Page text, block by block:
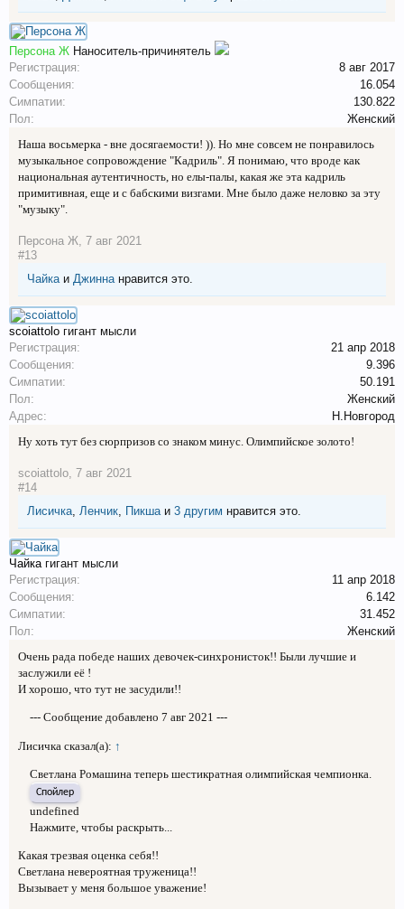
Персона Ж Наноситель-причинятель
Регистрация:
8 авг 2017
Сообщения:
16.054
Симпатии:
130.822
Пол:
Женский
Наша восьмерка - вне досягаемости! )). Но мне совсем не понравилось
музыкальное сопровождение "Кадриль". Я понимаю, что вроде как
национальная аутентичность, но елы-палы, какая же эта кадриль
примитивная, еще и с бабскими визгами. Мне было даже неловко за эту
"музыку".
Персона Ж 7 авг 2021
#13
Чайка и Джинна нравится это.
scoiattolo гигант мысли
Регистрация:
21 апр 2018
Сообщения:
9.396
Симпатии:
50.191
Пол:
Женский
Адрес:
Н.Новгород
Ну хоть тут без сюрпризов со знаком минус. Олимпийское золото!
scoiattolo 7 авг 2021
#14
Лисичка Ленчик Пикша и 3 другим нравится это.
Чайка гигант мысли
Регистрация:
11 апр 2018
Сообщения:
6.142
Симпатии:
31.452
Пол:
Женский
Очень рада победе наших девочек-синхронисток!! Были лучшие и
заслужили её !
И хорошо, что тут не засудили!!
--- Сообщение добавлено7 авг 2021 ---
Лисичка сказал(а): ↑
Светлана Ромашина теперь шестикратная олимпийская чемпионка.
Спойлер
undefined
Нажмите, чтобы раскрыть...
Какая трезвая оценка себя!!
Светлана невероятная труженица!!
Вызывает у меня большое уважение!